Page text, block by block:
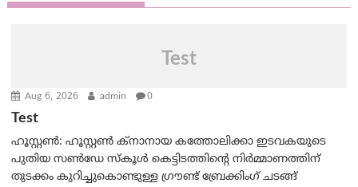
Test
Aug 6, 2026 admin 0
Test
ഹൂസ്റ്റൺ: ഹൂസ്റ്റൺ ക്നാനായ കത്തോലിക്കാ ഇടവകയുടെ
പുതിയ സൺഡേ സ്കൂൾ കെട്ടിടത്തിന്റെ നിർമ്മാണത്തിന്
തുടക്കം കുറിച്ചുകൊണ്ടുള്ള ഗ്രൗണ്ട് ബ്രേക്കിംഗ് ചടങ്ങ്